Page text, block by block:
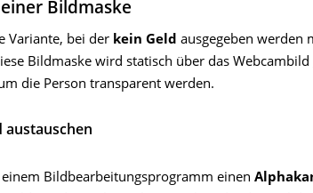
Bildmaske
Variante, bei der kein Geld ausgegeben werden
Bildmaske wird statisch über das Webcambild
die Person transparent werden.
austauschen
Bildbearbeitungsprogramm einen